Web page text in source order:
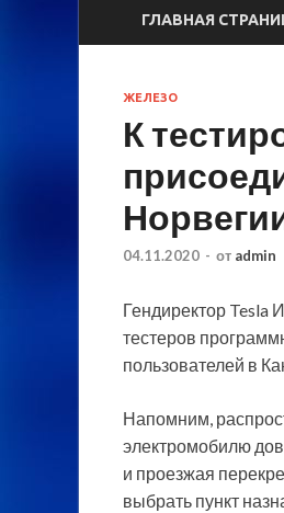
ГЛАВНАЯ
ЖЕЛЕЗО
К
04.11.2020 - от admin
Гендиректор Tesla
тестеров
пользователей в
Напомним,
электромобилю
и проезжая
выбрать пункт